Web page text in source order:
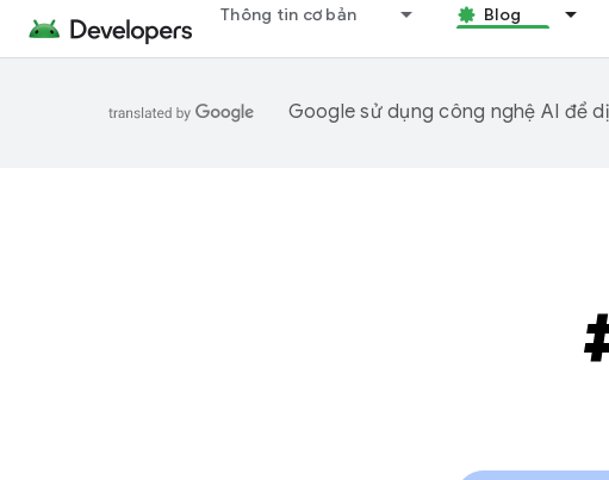
Thông tin cơ bản Blog
Google sử dụng công nghệ AI để